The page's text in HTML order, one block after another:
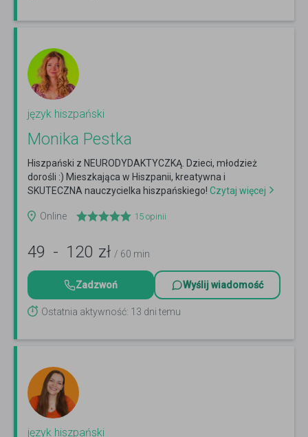
język hiszpański
Monika Pestka
Hiszpański z NEURODYDAKTYCZKĄ. Dzieci, młodzież
dorośli :) Mieszkająca w Hiszpanii, kreatywna i
SKUTECZNA nauczycielka hiszpańskiego! Czytaj więcej
Online 15 opinii
49 - 120 zł / 60 min
Zadzwoń Wyślij wiadomość
Ostatnia aktywność: 13 dni temu
język hiszpański